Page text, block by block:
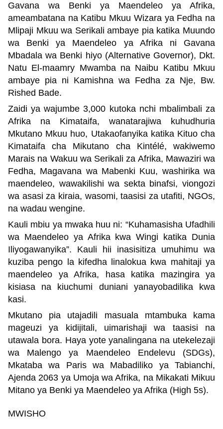
Gavana wa Benki ya Maendeleo ya Afrika,
ameambatana na Katibu Mkuu Wizara ya Fedha na
Mlipaji Mkuu wa Serikali ambaye pia katika Muundo
wa Benki ya Maendeleo ya Afrika ni Gavana
Mbadala wa Benki hiyo (Alternative Governor), Dkt.
Natu El-maamry Mwamba na Naibu Katibu Mkuu
ambaye pia ni Kamishna wa Fedha za Nje, Bw.
Rished Bade.
Zaidi ya wajumbe 3,000 kutoka nchi mbalimbali za
Afrika na Kimataifa, wanatarajiwa kuhudhuria
Mkutano Mkuu huo, Utakaofanyika katika Kituo cha
Kimataifa cha Mikutano cha Kintélé, wakiwemo
Marais na Wakuu wa Serikali za Afrika, Mawaziri wa
Fedha, Magavana wa Mabenki Kuu, washirika wa
maendeleo, wawakilishi wa sekta binafsi, viongozi
wa asasi za kiraia, wasomi, taasisi za utafiti, NGOs,
na wadau wengine.
Kauli mbiu ya mwaka huu ni: “Kuhamasisha Ufadhili
wa Maendeleo ya Afrika kwa Wingi katika Dunia
Iliyogawanyika”. Kauli hii inasisitiza umuhimu wa
kuziba pengo la kifedha linalokua kwa mahitaji ya
maendeleo ya Afrika, hasa katika mazingira ya
kisiasa na kiuchumi duniani yanayobadilika kwa
kasi.
Mkutano pia utajadili masuala mtambuka kama
mageuzi ya kidijitali, uimarishaji wa taasisi na
utawala bora. Haya yote yanalingana na utekelezaji
wa Malengo ya Maendeleo Endelevu (SDGs),
Mkataba wa Paris wa Mabadiliko ya Tabianchi,
Ajenda 2063 ya Umoja wa Afrika, na Mikakati Mikuu
Mitano ya Benki ya Maendeleo ya Afrika (High 5s).
MWISHO